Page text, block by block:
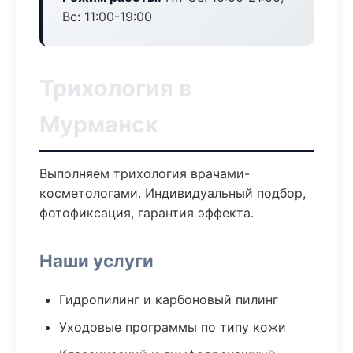
Вс: 11:00-19:00
Трихология в
Мурманск
Выполняем трихология врачами-
косметологами. Индивидуальный подбор,
фотофиксация, гарантия эффекта.
Наши услуги
Гидропилинг и карбоновый пилинг
Уходовые программы по типу кожи